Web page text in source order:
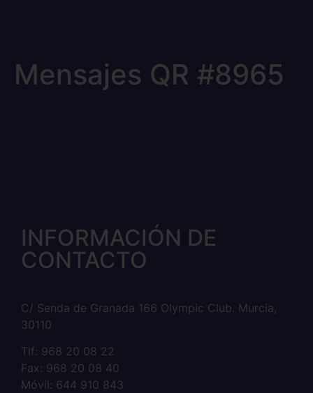
Mensajes QR #8965
INFORMACIÓN DE
CONTACTO
C/ Senda de Granada 166 Olympic Club. Murcia,
30110
Tlf: 968 20 08 22
Fax: 968 20 08 40
Móvil: 644 910 843